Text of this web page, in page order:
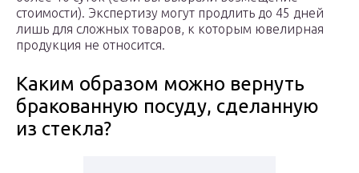
стоимости). Экспертизу могут продлить до 45 дней
лишь для сложных товаров, к которым ювелирная
продукция не относится.
Каким образом можно вернуть
бракованную посуду, сделанную
из стекла?